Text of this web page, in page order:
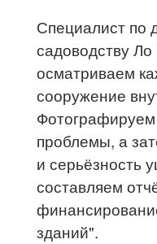
Специалист по
садоводству
осматриваем
сооружение
проблемы, а
и серьёзность
составляем
зданий".